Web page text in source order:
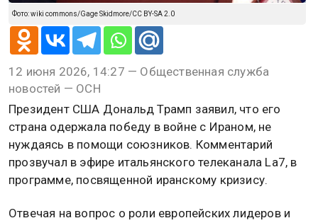
Фото: wiki commons/Gage Skidmore/CC BY-SA 2.0
12 июня 2026, 14:27 — Общественная служба
новостей — ОСН
Президент США Дональд Трамп заявил, что его
страна одержала победу в войне с Ираном, не
нуждаясь в помощи союзников. Комментарий
прозвучал в эфире итальянского телеканала La7, в
программе, посвященной иранскому кризису.
Отвечая на вопрос о роли европейских лидеров и